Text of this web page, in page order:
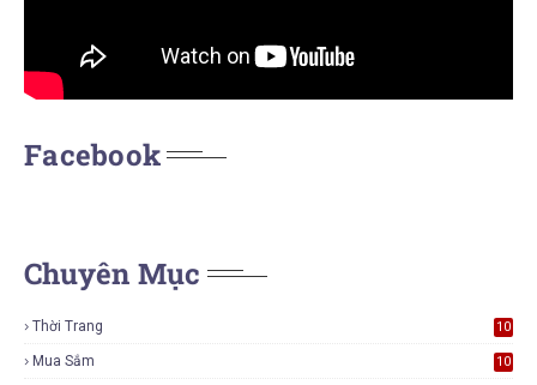
Facebook
Chuyên Mục
Thời Trang
10
Mua Sắm
10